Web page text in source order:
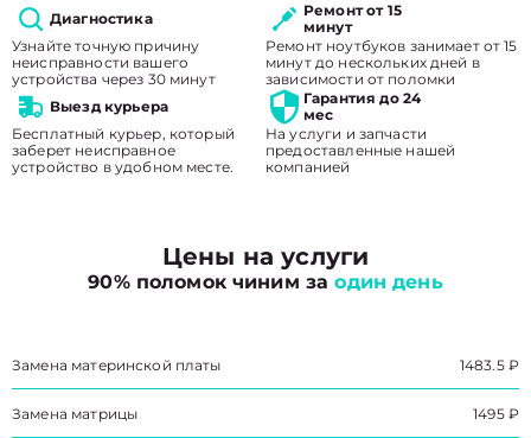
Диагностика
Узнайте точную причину
неисправности вашего
устройства через 30 минут
Ремонт от 15
минут
Ремонт ноутбуков занимает от 15
минут до нескольких дней в
зависимости от поломки
Выезд курьера
Бесплатный курьер, который
заберет неисправное
устройство в удобном месте.
Гарантия до 24
мес
На услуги и запчасти
предоставленные нашей
компанией
Цены на услуги
90% поломок чиним заодин день
Замена материнской платы 1483.5 ₽
Замена матрицы 1495 ₽